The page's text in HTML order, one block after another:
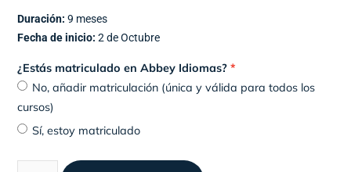
Duración: 9 meses
Fecha de inicio: 2 de Octubre
¿Estás matriculado en Abbey Idiomas?
No, añadir matriculación (única y válida para todos los
cursos)
Sí, estoy matriculado